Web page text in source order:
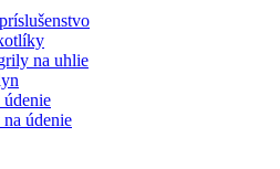
na uhlie
údenie
údenie